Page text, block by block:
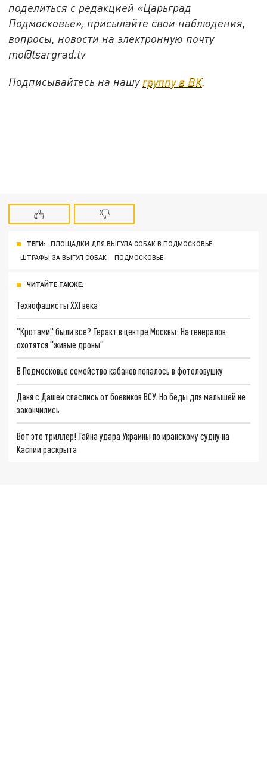
поделиться с редакцией «Царьград
Подмосковье», присылайте свои наблюдения,
вопросы, новости на электронную почту
mo@tsargrad.tv
Подписывайтесь на нашу группу в ВК.
ТЕГИ:
ПЛОЩАДКИ ДЛЯ ВЫГУЛА СОБАК В ПОДМОСКОВЬЕ
ШТРАФЫ ЗА ВЫГУЛ СОБАК
ПОДМОСКОВЬЕ
ЧИТАЙТЕ ТАКЖЕ:
Технофашисты XXI века
"Кротами" были все? Теракт в центре Москвы: На генералов
охотятся "живые дроны"
В Подмосковье семейство кабанов попалось в фотоловушку
Даня с Дашей спаслись от боевиков ВСУ. Но беды для малышей не
закончились
Вот это триллер! Тайна удара Украины по иранскому судну на
Каспии раскрыта